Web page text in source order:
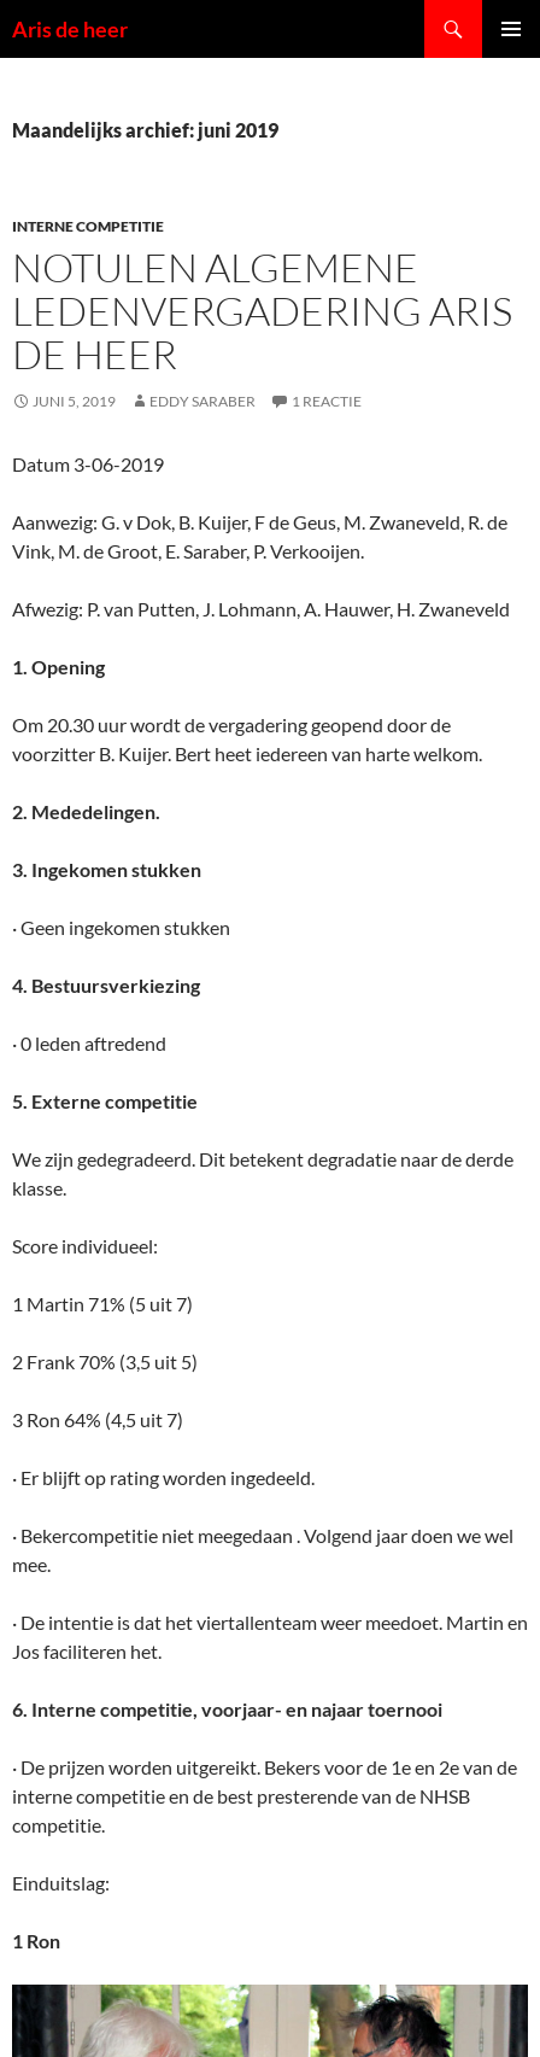
naar
Aris de heer
Maandelijks archief: juni 2019
INTERNE COMPETITIE
NOTULEN ALGEMENE
LEDENVERGADERING ARIS
DE HEER
JUNI 5, 2019 EDDY SARABER 1 REACTIE
Datum 3-06-2019
Aanwezig: G. v Dok, B. Kuijer, F de Geus, M. Zwaneveld, R. de
Vink, M. de Groot, E. Saraber, P. Verkooijen.
Afwezig: P. van Putten, J. Lohmann, A. Hauwer, H. Zwaneveld
1. Opening
Om 20.30 uur wordt de vergadering geopend door de
voorzitter B. Kuijer. Bert heet iedereen van harte welkom.
2. Mededelingen.
3. Ingekomen stukken
· Geen ingekomen stukken
4. Bestuursverkiezing
· 0 leden aftredend
5. Externe competitie
We zijn gedegradeerd. Dit betekent degradatie naar de derde
klasse.
Score individueel:
1 Martin 71% (5 uit 7)
2 Frank 70% (3,5 uit 5)
3 Ron 64% (4,5 uit 7)
· Er blijft op rating worden ingedeeld.
· Bekercompetitie niet meegedaan . Volgend jaar doen we wel
mee.
· De intentie is dat het viertallenteam weer meedoet. Martin en
Jos faciliteren het.
6. Interne competitie, voorjaar- en najaar toernooi
· De prijzen worden uitgereikt. Bekers voor de 1e en 2e van de
interne competitie en de best presterende van de NHSB
competitie.
Einduitslag:
1 Ron